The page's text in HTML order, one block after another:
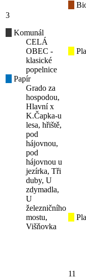
3
Komunál
CELÁ
OBEC -
klasické
popelnice
Papír
Grado za
hospodou,
Hlavní x
K.Čapka-u
lesa, hřiště,
pod
hájovnou,
pod
hájovnou u
jezírka, Tři
duby, U
zdymadla,
U
železničního
mostu,
Višňovka
11